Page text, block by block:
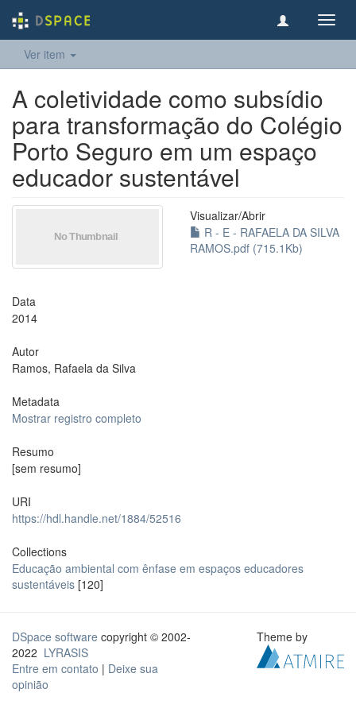
Ver item
A coletividade como subsídio
para transformação do Colégio
Porto Seguro em um espaço
educador sustentável
Visualizar/Abrir
R - E - RAFAELA DA SILVA
RAMOS.pdf (715.1Kb)
Data
2014
Autor
Ramos, Rafaela da Silva
Metadata
Mostrar registro completo
Resumo
[sem resumo]
URI
https://hdl.handle.net/1884/52516
Collections
Educação ambiental com ênfase em espaços educadores
sustentáveis [120]
DSpace software copyright © 2002-
2022 LYRASIS
Entre em contato | Deixe sua
opinião
Theme by